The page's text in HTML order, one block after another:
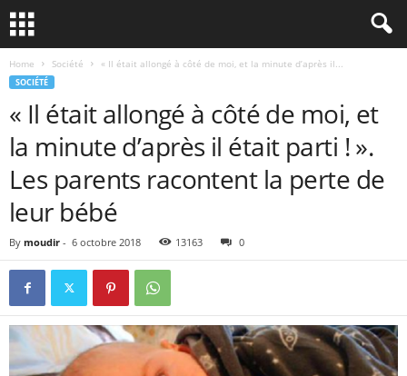
Home Société « Il était allongé à côté de moi, et la minute d’après il...
SOCIÉTÉ
« Il était allongé à côté de moi, et
la minute d’après il était parti ! ».
Les parents racontent la perte de
leur bébé
By moudir - 6 octobre 2018 13163 0